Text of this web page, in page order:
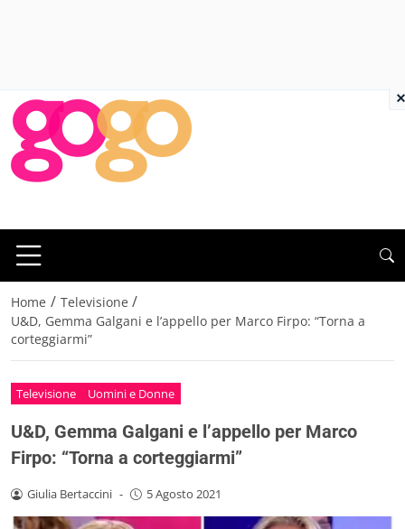
Home / Televisione /
U&D, Gemma Galgani e l’appello per Marco Firpo: “Torna a
corteggiarmi”
Televisione Uomini e Donne
U&D, Gemma Galgani e l’appello per Marco
Firpo: “Torna a corteggiarmi”
Giulia Bertaccini - 5 Agosto 2021
×